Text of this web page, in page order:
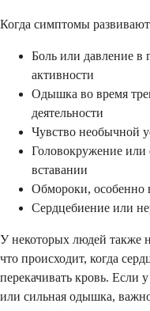
Когда симптомы
Боль или давление в
активности
Одышка во время
деятельности
Чувство необычной
Головокружение
вставании
Обмороки, особенно
Сердцебиение или
У некоторых людей также
что происходит, когда
перекачивать кровь. Если
или сильная одышка,